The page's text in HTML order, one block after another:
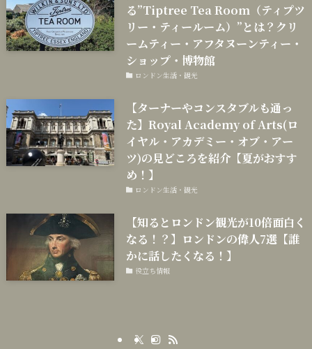
る”Tiptree Tea Room（ティプツ
リー・ティールーム）”とは？クリ
ームティー・アフタヌーンティー・
ショップ・博物館
ロンドン生活・観光
【ターナーやコンスタブルも通っ
た】Royal Academy of Arts(ロ
イヤル・アカデミー・オブ・アー
ツ)の見どころを紹介【夏がおすす
め！】
ロンドン生活・観光
【知るとロンドン観光が10倍面白く
なる！？】ロンドンの偉人7選【誰
かに話したくなる！】
役立ち情報